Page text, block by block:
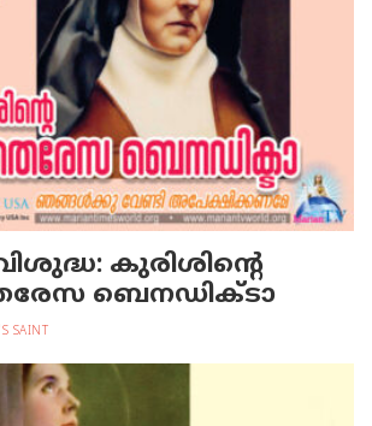
കുരിശിന്റെ
ബെനഡിക്ടാ
SAINT